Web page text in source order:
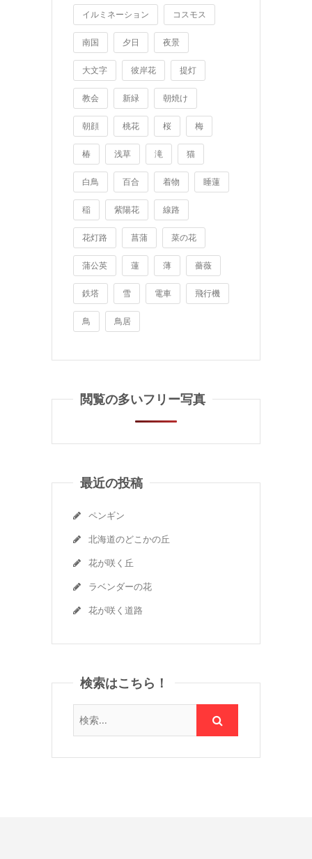
イルミネーション コスモス
南国 夕日 夜景
大文字 彼岸花 提灯
教会 新緑 朝焼け
朝顔 桃花 桜 梅
椿 浅草 滝 猫
白鳥 百合 着物 睡蓮
稲 紫陽花 線路
花灯路 菖蒲 菜の花
蒲公英 蓮 薄 薔薇
鉄塔 雪 電車 飛行機
鳥 鳥居
閲覧の多いフリー写真
最近の投稿
ペンギン
北海道のどこかの丘
花が咲く丘
ラベンダーの花
花が咲く道路
検索はこちら！